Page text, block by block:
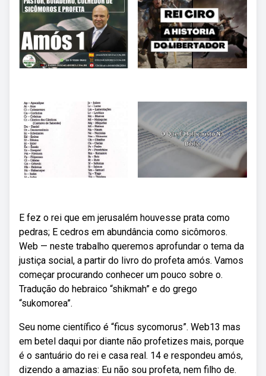
E fez o rei que em jerusalém houvesse prata como
pedras; E cedros em abundância como sicômoros.
Web — neste trabalho queremos aprofundar o tema da
justiça social, a partir do livro do profeta amós. Vamos
começar procurando conhecer um pouco sobre o.
Tradução do hebraico “shikmah” e do grego
“sukomorea”.
Seu nome científico é “ficus sycomorus”. Web13 mas
em betel daqui por diante não profetizes mais, porque
é o santuário do rei e casa real. 14 e respondeu amós,
dizendo a amazias: Eu não sou profeta, nem filho de.